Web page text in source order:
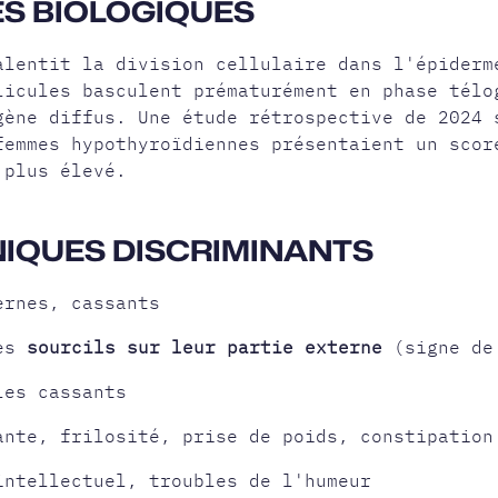
BIOLOGIQUES
la division cellulaire dans l'épiderme
basculent prématurément en phase
diffus. Une étude rétrospective de 2024
hypothyroïdiennes présentaient un
élevé.
DISCRIMINANTS
cassants
sourcils sur leur partie externe (signe de
cassants
frilosité, prise de poids, constipation
troubles de l'humeur